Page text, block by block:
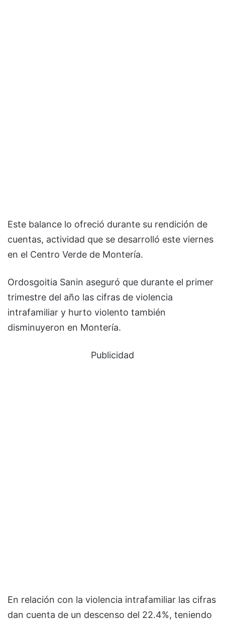
Este balance lo ofreció durante su rendición de
cuentas, actividad que se desarrolló este viernes
en el Centro Verde de Montería.
Ordosgoitia Sanin aseguró que durante el primer
trimestre del año las cifras de violencia
intrafamiliar y hurto violento también
disminuyeron en Montería.
Publicidad
En relación con la violencia intrafamiliar las cifras
dan cuenta de un descenso del 22.4%, teniendo